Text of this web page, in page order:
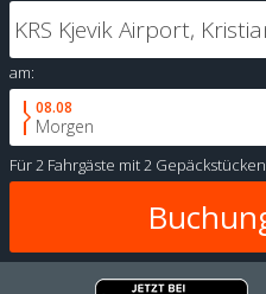
am:
08.08
Morgen
Für2 Fahrgäste mit2 Gepäckstücken